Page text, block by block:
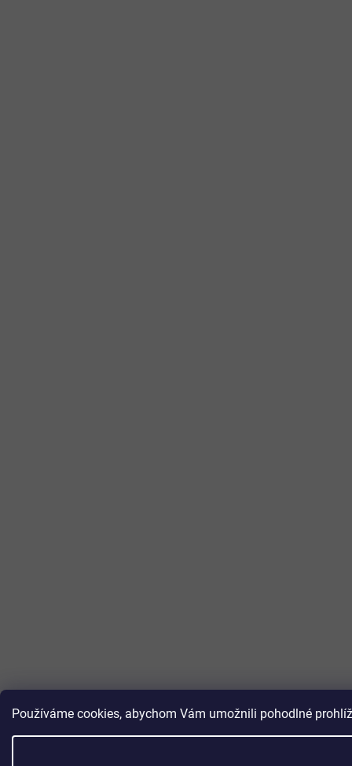
Používáme cookies, abychom Vám umožnili pohodlné